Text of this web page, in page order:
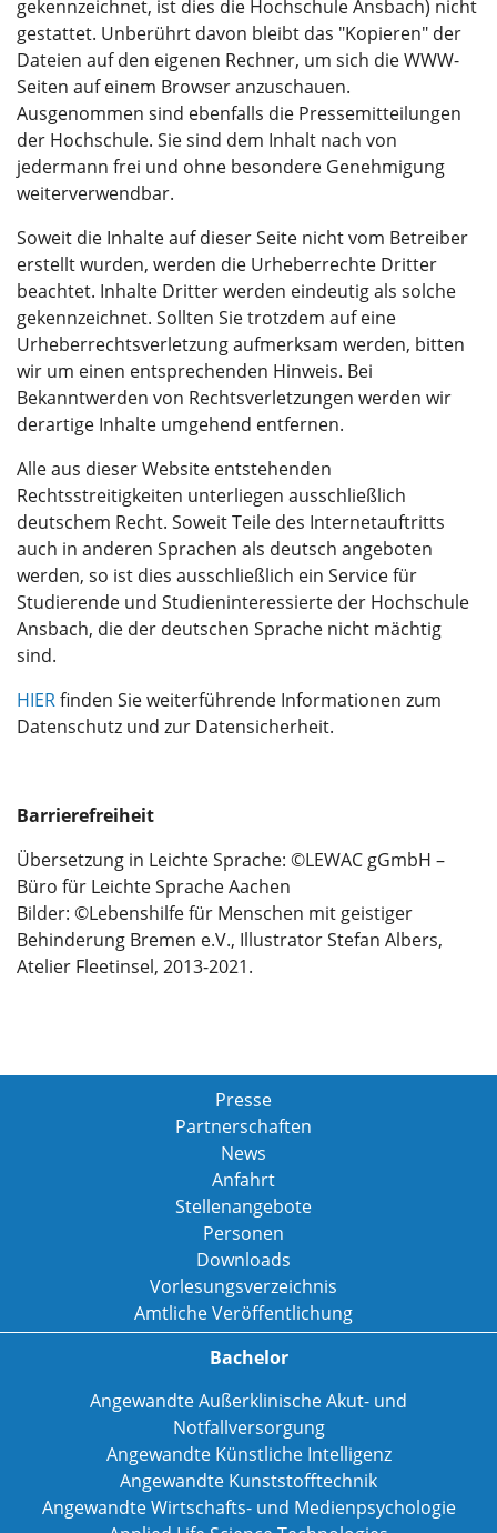
gekennzeichnet, ist dies die Hochschule Ansbach) nicht
gestattet. Unberührt davon bleibt das "Kopieren" der
Dateien auf den eigenen Rechner, um sich die WWW-
Seiten auf einem Browser anzuschauen.
Ausgenommen sind ebenfalls die Pressemitteilungen
der Hochschule. Sie sind dem Inhalt nach von
jedermann frei und ohne besondere Genehmigung
weiterverwendbar.
Soweit die Inhalte auf dieser Seite nicht vom Betreiber
erstellt wurden, werden die Urheberrechte Dritter
beachtet. Inhalte Dritter werden eindeutig als solche
gekennzeichnet. Sollten Sie trotzdem auf eine
Urheberrechtsverletzung aufmerksam werden, bitten
wir um einen entsprechenden Hinweis. Bei
Bekanntwerden von Rechtsverletzungen werden wir
derartige Inhalte umgehend entfernen.
Alle aus dieser Website entstehenden
Rechtsstreitigkeiten unterliegen ausschließlich
deutschem Recht. Soweit Teile des Internetauftritts
auch in anderen Sprachen als deutsch angeboten
werden, so ist dies ausschließlich ein Service für
Studierende und Studieninteressierte der Hochschule
Ansbach, die der deutschen Sprache nicht mächtig
sind.
HIERfinden Sie weiterführende Informationen zum
Datenschutz und zur Datensicherheit.
Barrierefreiheit
Übersetzung in Leichte Sprache: ©LEWAC gGmbH –
Büro für Leichte Sprache Aachen
Bilder: ©Lebenshilfe für Menschen mit geistiger
Behinderung Bremen e.V., Illustrator Stefan Albers,
Atelier Fleetinsel, 2013-2021.
Presse
Partnerschaften
News
Anfahrt
Stellenangebote
Personen
Downloads
Vorlesungsverzeichnis
Amtliche Veröffentlichung
Bachelor
Angewandte Außerklinische Akut- und
Notfallversorgung
Angewandte Künstliche Intelligenz
Angewandte Kunststofftechnik
Angewandte Wirtschafts- und Medienpsychologie